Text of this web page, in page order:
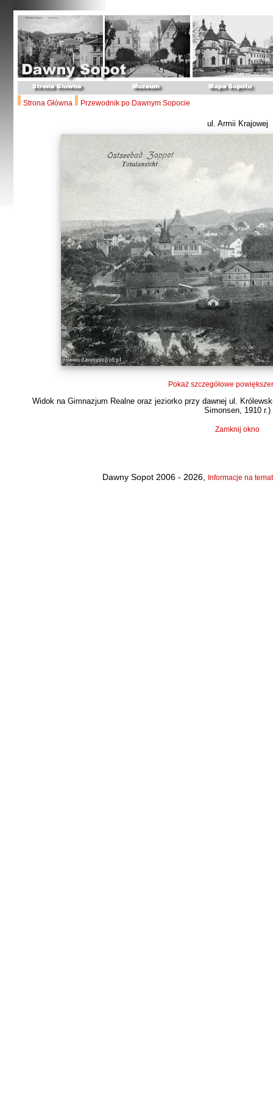
Strona Główna Przewodnik po Dawnym Sopocie
ul. Armii Krajowej
Pokaż szczegółowe
Widok na Gimnazjum Realne oraz jeziorko przy dawnej ul.
Simonsen, 1910 r.)
Zamknij okno
Dawny Sopot 2006 - 2026, Informacje na